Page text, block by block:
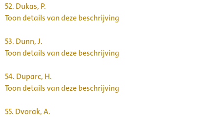
52. Dukas, P.
Toon details van deze beschrijving
53. Dunn, J.
Toon details van deze beschrijving
54. Duparc, H.
Toon details van deze beschrijving
55. Dvorak, A.